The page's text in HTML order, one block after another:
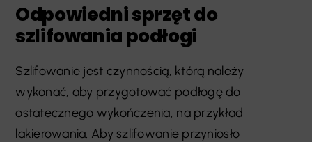
Odpowiedni sprzęt do
szlifowania podłogi
Szlifowanie jest czynnością, którą należy
wykonać, aby przygotować podłogę do
ostatecznego wykończenia, na przykład
lakierowania. Aby szlifowanie przyniosło